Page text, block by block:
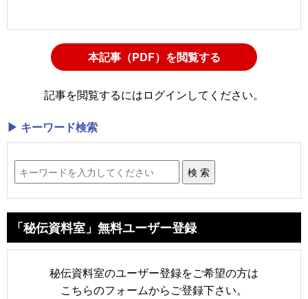
本記事（PDF）を閲覧する
記事を閲覧するにはログインしてください。
▶ キーワード検索
「秘伝資料室」無料ユーザー登録
秘伝資料室のユーザー登録をご希望の方は
こちらのフォームからご登録下さい。